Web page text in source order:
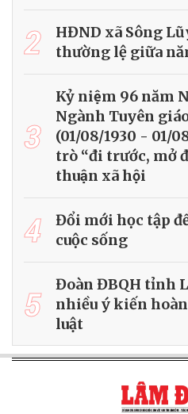
2
HĐND xã Sông
thường lệ giữa
3
Kỷ niệm 96 năm
Ngành Tuyên
(01/08/1930 - 01/
trò “đi trước, mở
thuận xã hội
4
Đổi mới học tập
cuộc sống
5
Đoàn ĐBQH tỉnh
nhiều ý kiến
luật